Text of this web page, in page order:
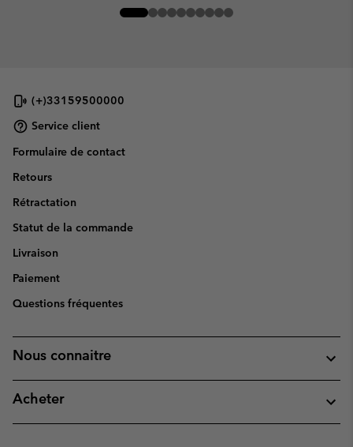
(+)33159500000
Service client
Formulaire de contact
Retours
Rétractation
Statut de la commande
Livraison
Paiement
Questions fréquentes
Nous connaitre
Acheter